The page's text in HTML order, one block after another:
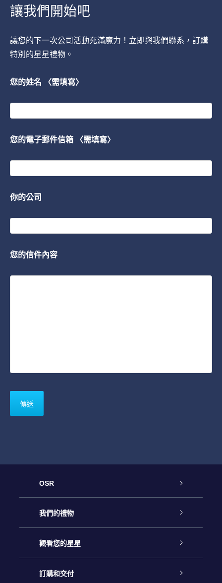
讓我們開始吧
讓您的下一次公司活動充滿魔力！立即與我們聯系，訂購
特別的星星禮物。
您的姓名 〈需填寫〉
您的電子郵件信箱 〈需填寫〉
你的公司
您的信件內容
OSR
客戶服務
聯繫我們
博客
我們的禮物
Online Star禮物
OSR禮物包
觀看您的星星
星星注册
訂購和交付